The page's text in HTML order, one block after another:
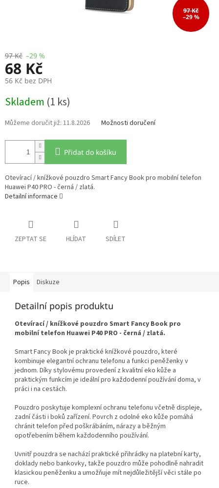
97 Kč
–29 %
97 Kč –29 %
68 Kč
56 Kč bez DPH
cena:
Skladem (1 ks)
11.8.2026 Možnosti doručení
Přidat do košíku
Otevírací / knížkové pouzdro Smart Fancy Book pro mobilní telefon
Huawei P40 PRO - černá / zlatá.
Detailní informace
ZEPTAT SE HLÍDAT SDÍLET
Popis Diskuze
Detailní popis produktu
Otevírací / knížkové pouzdro Smart Fancy Book pro
mobilní telefon Huawei P40 PRO - černá / zlatá.
Smart Fancy Book je praktické knížkové pouzdro, které
kombinuje elegantní ochranu telefonu a funkci peněženky v
jednom. Díky stylovému provedení z kvalitní eko kůže a
praktickým funkcím je ideální pro každodenní používání doma, v
práci i na cestách.
Pouzdro poskytuje komplexní ochranu telefonu včetně displeje,
zadní části i boků zařízení. Povrch z odolné eko kůže pomáhá
chránit telefon před poškrábáním, nárazy a běžným
opotřebením během každodenního používání.
Uvnitř pouzdra se nachází praktické přihrádky na platební karty,
doklady nebo bankovky, takže pouzdro může pohodlně nahradit
klasickou peněženku a umožňuje mít nejdůležitější věci stále po
ruce.